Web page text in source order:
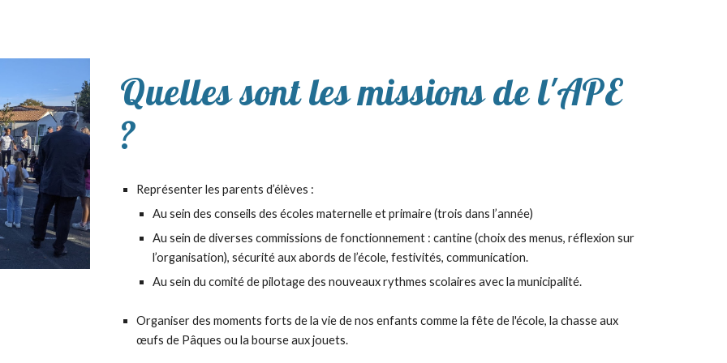
Quelles sont les missions de l'APE
?
Représenter les parents d’élèves :
Au sein des conseils des écoles maternelle et primaire (trois dans l’année)
Au sein de diverses commissions de fonctionnement : cantine (choix des menus, réflexion sur
l’organisation), sécurité aux abords de l’école, festivités, communication.
Au sein du comité de pilotage des nouveaux rythmes scolaires avec la municipalité.
Organiser des moments forts de la vie de nos enfants comme la fête de l'école, la chasse aux
œufs de Pâques ou la bourse aux jouets.